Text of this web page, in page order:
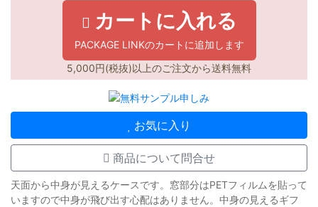
カートに入れる
PACKAGE LINKのカートに追加します
5,000円(税抜)以上のご注文から送料無料
お気に入り
商品について問合せ
天面から中身が見えるケースです。窓部分はPETフィルムを貼って
いますので中身が飛び出す心配はありません。中身の見えるギフ